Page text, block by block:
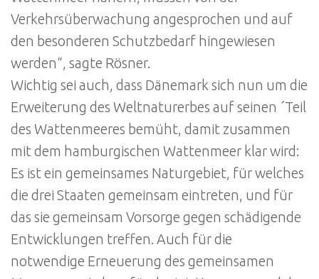
Verkehrsüberwachung angesprochen und auf
den besonderen Schutzbedarf hingewiesen
werden“, sagte Rösner.
Wichtig sei auch, dass Dänemark sich nun um die
Erweiterung des Weltnaturerbes auf seinen ´Teil
des Wattenmeeres bemüht, damit zusammen
mit dem hamburgischen Wattenmeer klar wird:
Es ist ein gemeinsames Naturgebiet, für welches
die drei Staaten gemeinsam eintreten, und für
das sie gemeinsam Vorsorge gegen schädigende
Entwicklungen treffen. Auch für die
notwendige Erneuerung des gemeinsamen